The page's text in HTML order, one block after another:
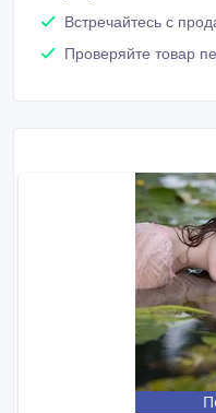
Встречайтесь с
Проверяйте товар